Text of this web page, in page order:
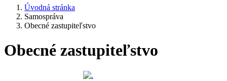
Úvodná stránka
Samospráva
Obecné zastupiteľstvo
Obecné zastupiteľstvo